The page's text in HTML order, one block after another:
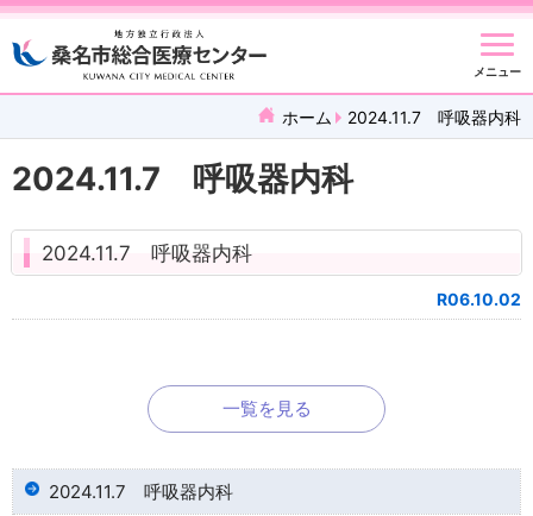
メニュー
ホーム 2024.11.7 呼吸器内科
2024.11.7 呼吸器内科
2024.11.7 呼吸器内科
R06.10.02
一覧を見る
2024.11.7 呼吸器内科